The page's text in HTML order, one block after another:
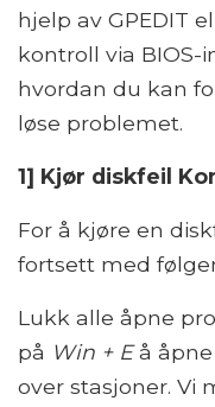
hjelp av GPEDIT
kontroll via BIOS-
hvordan du kan
løse problemet.
1] Kjør diskfeil
For å kjøre en
fortsett med
Lukk alle åpne
på Win + Eå åpne
over stasjoner. Vi